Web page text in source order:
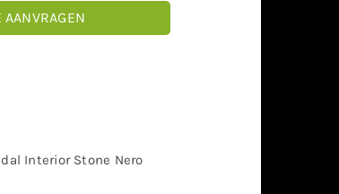
AANVRAGEN
Interior Stone Nero